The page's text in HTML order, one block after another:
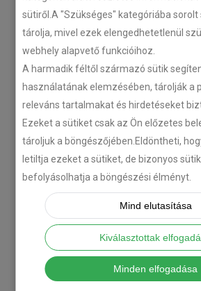
sütiről.A "Szükséges" kategóriába
tárolja, mivel ezek elengedhetetlenül
webhely alapvető funkcióihoz.
A harmadik féltől származó sütik
használatának elemzésében, tárolják a
releváns tartalmakat és hirdetéseket
Ezeket a sütiket csak az Ön előzetes
tároljuk a böngészőjében.Eldöntheti,
letiltja ezeket a sütiket, de bizonyos
befolyásolhatja a böngészési élményt.
Mind elutasítása
Kiválasztottak
Minden elfogadása